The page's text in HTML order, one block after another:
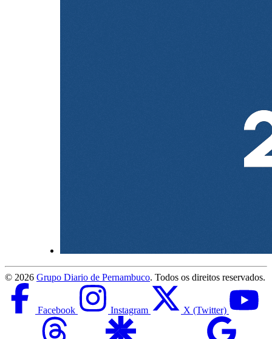
© 2026 Grupo Diario de Pernambuco. Todos os direitos reservados.
Facebook Instagram X (Twitter)